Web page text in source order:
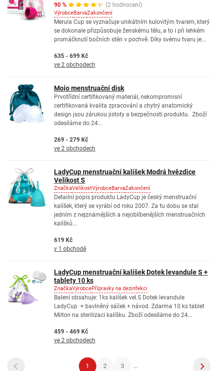
90 % (2 hodnocení)
VýrobceBarvaZakončení
Merula Cup se vyznačuje unikátním kulovitým tvarem, který
se dokonale přizpůsobuje ženskému tělu, a to i při lehkém
promáčknutí bočních stěn v pochvě. Díky svému tvaru je...
635 - 699 Kč
ve 2 obchodech
Moio menstruační disk
Prvotřídní certifikovaný materiál, nekompromisní
certifikovaná kvalita zpracování a chytrý anatomický
design jsou zárukou jistoty a bezpečnosti produktu. Zboží
odesíláme do 24...
269 - 279 Kč
ve 2 obchodech
LadyCup menstruační kalíšek Modrá hvězdice
Velikost S
ZnačkaVelikostVýrobceBarvaZakončení
Detailní popis produktu LadyCup je český menstruační
kalíšek, který se vyrábí od roku 2007. Za tu dobu se stal
jedním z nejznámějších a nejoblíbenějších menstruačních
kalíšků...
619 Kč
v 1 obchodě
LadyCup menstruační kalíšek Dotek levandule S +
tablety 10 ks
ZnačkaVýrobcePřípravky na dezinfekci
Balení obsahuje: 1ks kalíšek vel.S Dotek levandule
LadyCup + bavlněný sáček + návod. Zdarma 10 ks tablet
Milton na sterilizaci kalíšku. Zboží odesíláme do 24...
459 - 469 Kč
ve 2 obchodech
1 2 3 ...